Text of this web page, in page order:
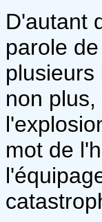
D'autant
parole
non
mot de